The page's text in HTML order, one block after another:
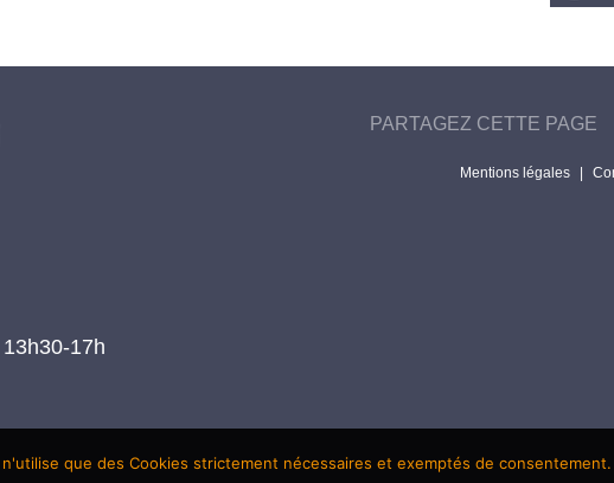
17h
PARTAGEZ CETTE PAGE
Mentions légales
que des Cookies strictement nécessaires et exemptés de consentement.